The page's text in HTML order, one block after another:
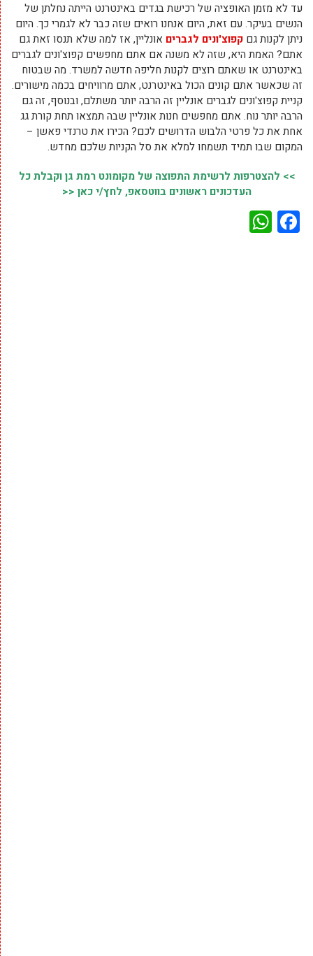
עד לא מזמן האופציה של רכישת בגדים באינטרנט הייתה נחלתן של
הנשים בעיקר. עם זאת, היום אנחנו רואים שזה כבר לא לגמרי כך. היום
ניתן לקנות גם קפוצ'ונים לגברים אונליין, אז למה שלא תנסו זאת גם
אתם? האמת היא, שזה לא משנה אם אתם מחפשים קפוצ'ונים לגברים
באינטרנט או שאתם רוצים לקנות חליפה חדשה למשרד. מה שבטוח
זה שכאשר אתם קונים הכול באינטרנט, אתם מרוויחים בכמה מישורים.
קניית קפוצ'ונים לגברים אונליין זה הרבה יותר משתלם, ובנוסף, זה גם
הרבה יותר נוח. אתם מחפשים חנות אונליין שבה תמצאו תחת קורת גג
אחת את כל פרטי הלבוש הדרושים לכם? הכירו את טרנדי פאשן –
המקום שבו תמיד תשמחו למלא את סל הקניות שלכם מחדש.
>> להצטרפות לרשימת התפוצה של מקומונט רמת גן וקבלת כל
העדכונים ראשונים בווטסאפ, לחץ/י כאן <<
Facebook